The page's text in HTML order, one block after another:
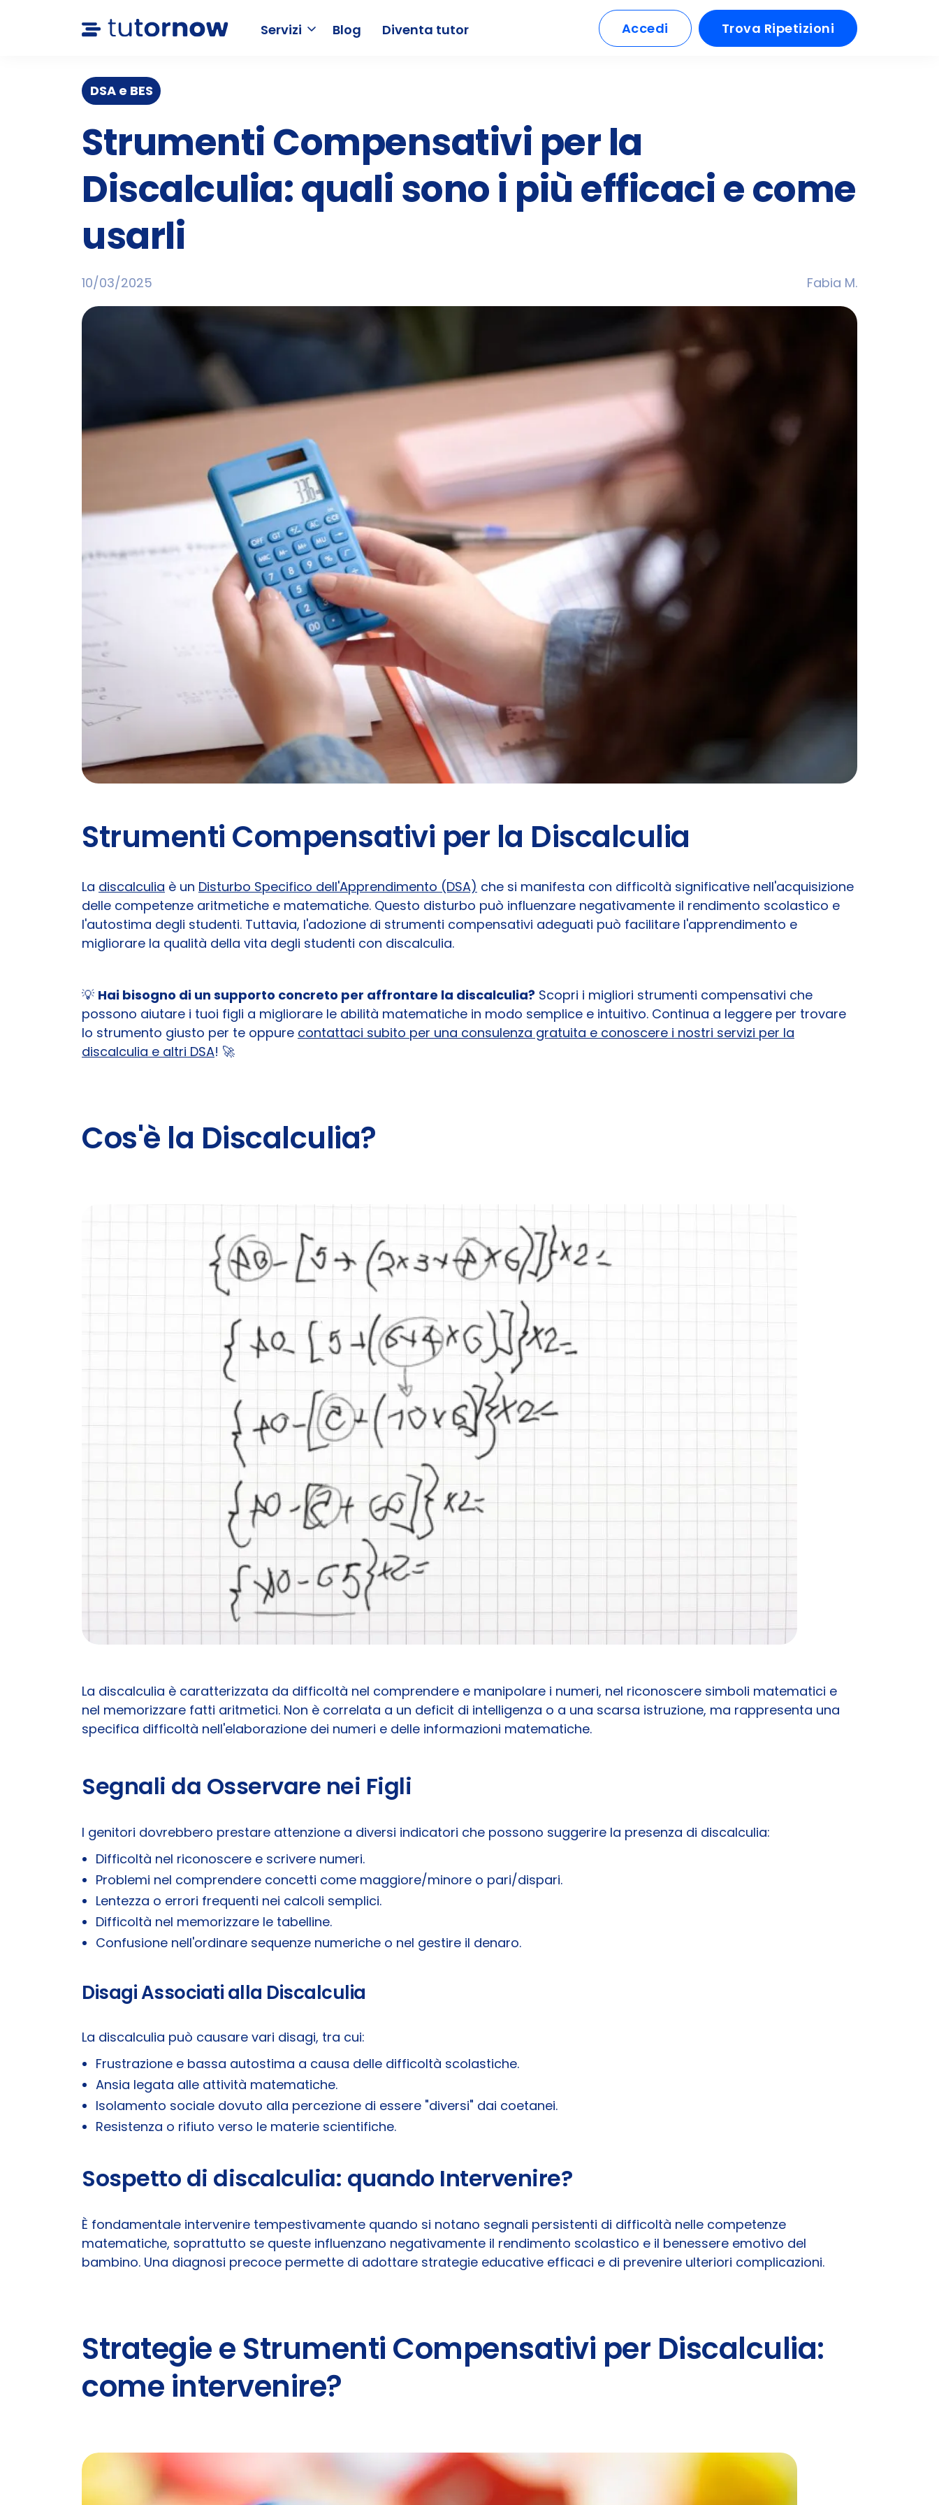
Servizi Blog Diventa tutor Accedi Trova Ripetizioni
DSA e BES
Strumenti Compensativi per la
Discalculia: quali sono i più efficaci e come
usarli
10/03/2025 Fabia M.
Strumenti Compensativi per la Discalculia
La discalculia è un Disturbo Specifico dell'Apprendimento (DSA) che si manifesta con difficoltà significative nell'acquisizione
delle competenze aritmetiche e matematiche. Questo disturbo può influenzare negativamente il rendimento scolastico e
l'autostima degli studenti. Tuttavia, l'adozione di strumenti compensativi adeguati può facilitare l'apprendimento e
migliorare la qualità della vita degli studenti con discalculia.
💡 Hai bisogno di un supporto concreto per affrontare la discalculia? Scopri i migliori strumenti compensativi che
possono aiutare i tuoi figli a migliorare le abilità matematiche in modo semplice e intuitivo. Continua a leggere per trovare
lo strumento giusto per te oppure contattaci subito per una consulenza gratuita e conoscere i nostri servizi per la
discalculia e altri DSA! 🚀
Cos'è la Discalculia?
La discalculia è caratterizzata da difficoltà nel comprendere e manipolare i numeri, nel riconoscere simboli matematici e
nel memorizzare fatti aritmetici. Non è correlata a un deficit di intelligenza o a una scarsa istruzione, ma rappresenta una
specifica difficoltà nell'elaborazione dei numeri e delle informazioni matematiche.
Segnali da Osservare nei Figli
I genitori dovrebbero prestare attenzione a diversi indicatori che possono suggerire la presenza di discalculia:
Difficoltà nel riconoscere e scrivere numeri.
Problemi nel comprendere concetti come maggiore/minore o pari/dispari.
Lentezza o errori frequenti nei calcoli semplici.
Difficoltà nel memorizzare le tabelline.
Confusione nell'ordinare sequenze numeriche o nel gestire il denaro.
Disagi Associati alla Discalculia
La discalculia può causare vari disagi, tra cui:
Frustrazione e bassa autostima a causa delle difficoltà scolastiche.
Ansia legata alle attività matematiche.
Isolamento sociale dovuto alla percezione di essere "diversi" dai coetanei.
Resistenza o rifiuto verso le materie scientifiche.
Sospetto di discalculia: quando Intervenire?
È fondamentale intervenire tempestivamente quando si notano segnali persistenti di difficoltà nelle competenze
matematiche, soprattutto se queste influenzano negativamente il rendimento scolastico e il benessere emotivo del
bambino. Una diagnosi precoce permette di adottare strategie educative efficaci e di prevenire ulteriori complicazioni.
Strategie e Strumenti Compensativi per Discalculia:
come intervenire?